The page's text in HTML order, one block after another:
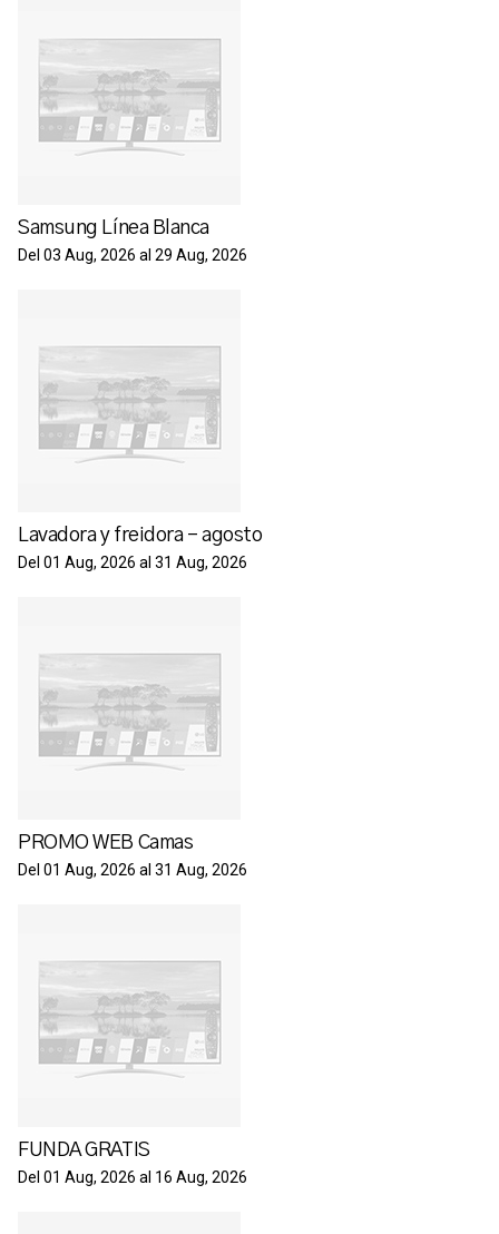
Samsung Línea Blanca
Del 03 Aug, 2026 al 29 Aug, 2026
Lavadora y freidora - agosto
Del 01 Aug, 2026 al 31 Aug, 2026
PROMO WEB Camas
Del 01 Aug, 2026 al 31 Aug, 2026
FUNDA GRATIS
Del 01 Aug, 2026 al 16 Aug, 2026